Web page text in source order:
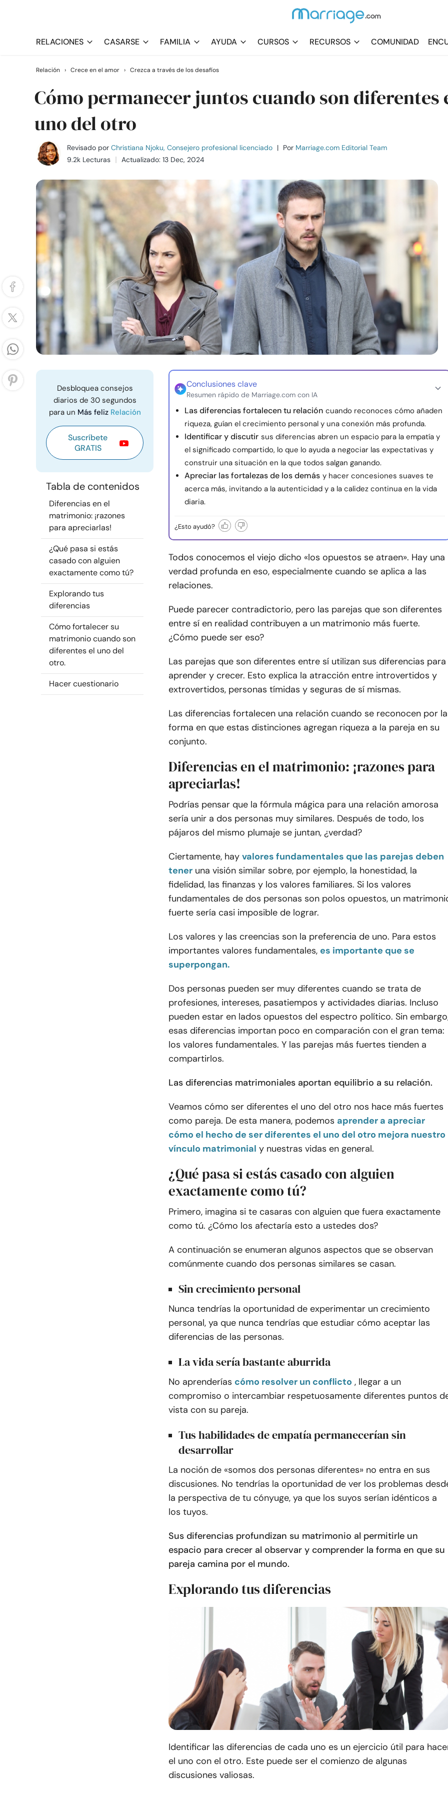
RELACIONES CASARSE FAMILIA AYUDA CURSOS RECURSOS COMUNIDAD
Relación › Crece en el amor › Crezca a través de los desafíos
Cómo permanecer juntos cuando son diferentes
uno del otro
Revisado por Christiana Njoku, Consejero profesional licenciado | Por Marriage.com Editorial Team
9.2k Lecturas
Actualizado: 13 Dec, 2024
Desbloquea consejos
diarios de 30 segundos
para un Más feliz Relación
Suscríbete
GRATIS
Tabla de contenidos
Diferencias en el
matrimonio: ¡razones
para apreciarlas!
¿Qué pasa si estás
casado con alguien
exactamente como tú?
Explorando tus
diferencias
Cómo fortalecer su
matrimonio cuando son
diferentes el uno del
otro.
Hacer cuestionario
Conclusiones clave
Resumen rápido de Marriage.com con IA
Las diferencias fortalecen tu relación cuando reconoces cómo añaden
riqueza, guían el crecimiento personal y una conexión más profunda.
Identificar y discutir sus diferencias abren un espacio para la empatía y
el significado compartido, lo que lo ayuda a negociar las expectativas y
construir una situación en la que todos salgan ganando.
Apreciar las fortalezas de los demás y hacer concesiones suaves te
acerca más, invitando a la autenticidad y a la calidez continua en la vida
diaria.
¿Esto ayudó?
Todos conocemos el viejo dicho «los opuestos se atraen». Hay una
verdad profunda en eso, especialmente cuando se aplica a las
relaciones.
Puede parecer contradictorio, pero las parejas que son diferentes
entre sí en realidad contribuyen a un matrimonio más fuerte.
¿Cómo puede ser eso?
Las parejas que son diferentes entre sí utilizan sus diferencias para
aprender y crecer. Esto explica la atracción entre introvertidos y
extrovertidos, personas tímidas y seguras de sí mismas.
Las diferencias fortalecen una relación cuando se reconocen por la
forma en que estas distinciones agregan riqueza a la pareja en su
conjunto.
Diferencias en el matrimonio: ¡razones para
apreciarlas!
Podrías pensar que la fórmula mágica para una relación amorosa
sería unir a dos personas muy similares. Después de todo, los
pájaros del mismo plumaje se juntan, ¿verdad?
Ciertamente, hay valores fundamentales que las parejas deben
tener una visión similar sobre, por ejemplo, la honestidad, la
fidelidad, las finanzas y los valores familiares. Si los valores
fundamentales de dos personas son polos opuestos, un
fuerte sería casi imposible de lograr.
Los valores y las creencias son la preferencia de uno. Para estos
importantes valores fundamentales, es importante que se
superpongan.
Dos personas pueden ser muy diferentes cuando se trata de
profesiones, intereses, pasatiempos y actividades diarias. Incluso
pueden estar en lados opuestos del espectro político. Sin
esas diferencias importan poco en comparación con el gran tema:
los valores fundamentales. Y las parejas más fuertes tienden a
compartirlos.
Las diferencias matrimoniales aportan equilibrio a su relación.
Veamos cómo ser diferentes el uno del otro nos hace más fuertes
como pareja. De esta manera, podemos aprender a apreciar
cómo el hecho de ser diferentes el uno del otro mejora nuestro
vínculo matrimonial y nuestras vidas en general.
¿Qué pasa si estás casado con alguien
exactamente como tú?
Primero, imagina si te casaras con alguien que fuera exactamente
como tú. ¿Cómo los afectaría esto a ustedes dos?
A continuación se enumeran algunos aspectos que se observan
comúnmente cuando dos personas similares se casan.
Sin crecimiento personal
Nunca tendrías la oportunidad de experimentar un crecimiento
personal, ya que nunca tendrías que estudiar cómo aceptar las
diferencias de las personas.
La vida sería bastante aburrida
No aprenderías cómo resolver un conflicto , llegar a un
compromiso o intercambiar respetuosamente diferentes puntos
vista con su pareja.
Tus habilidades de empatía permanecerían sin
desarrollar
La noción de «somos dos personas diferentes» no entra en sus
discusiones. No tendrías la oportunidad de ver los problemas
la perspectiva de tu cónyuge, ya que los suyos serían idénticos a
los tuyos.
Sus diferencias profundizan su matrimonio al permitirle un
espacio para crecer al observar y comprender la forma en que su
pareja camina por el mundo.
Explorando tus diferencias
Identificar las diferencias de cada uno es un ejercicio útil para
el uno con el otro. Este puede ser el comienzo de algunas
discusiones valiosas.